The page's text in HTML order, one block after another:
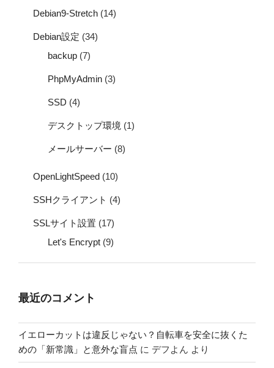
Debian9-Stretch (14)
Debian設定 (34)
backup (7)
PhpMyAdmin (3)
SSD (4)
デスクトップ環境 (1)
メールサーバー (8)
OpenLightSpeed (10)
SSHクライアント (4)
SSLサイト設置 (17)
Let's Encrypt (9)
最近のコメント
イエローカットは違反じゃない？自転車を安全に抜くた
めの「新常識」と意外な盲点 に デフよん より